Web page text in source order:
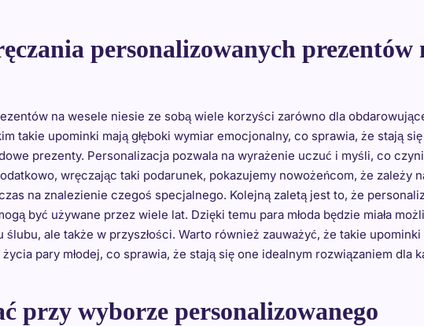
personalizowanych prezentów
na wesele niesie ze sobą wiele korzyści zarówno dla
takie upominki mają głęboki wymiar emocjonalny, co sprawia, że stają
prezenty. Personalizacja pozwala na wyrażenie uczuć i myśli, co
wręczając taki podarunek, pokazujemy nowożeńcom, że zależy
na znalezienie czegoś specjalnego. Kolejną zaletą jest to, że
być używane przez wiele lat. Dzięki temu para młoda będzie miała
ale także w przyszłości. Warto również zauważyć, że takie upominki
pary młodej, co sprawia, że stają się one idealnym rozwiązaniem dla
przy wyborze personalizowanego